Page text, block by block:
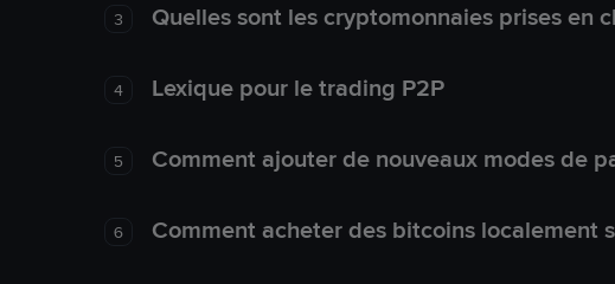
3 Quelles sont les cryptomonnaies prises en
4 Lexique pour le trading P2P
5 Comment ajouter de nouveaux modes de
6 Comment acheter des bitcoins localement